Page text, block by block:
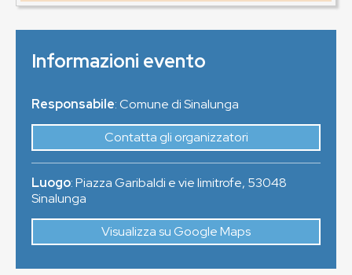
Informazioni evento
Responsabile: Comune di Sinalunga
Contatta gli organizzatori
Luogo:Piazza Garibaldi e vie limitrofe, 53048
Sinalunga
Visualizza su Google Maps